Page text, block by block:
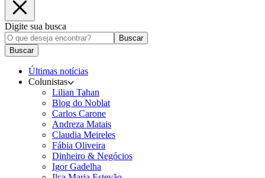
Digite sua busca
Buscar
Buscar
Últimas notícias
Colunistas
Lilian Tahan
Blog do Noblat
Carlos Carone
Andreza Matais
Claudia Meireles
Fábia Oliveira
Dinheiro & Negócios
Igor Gadelha